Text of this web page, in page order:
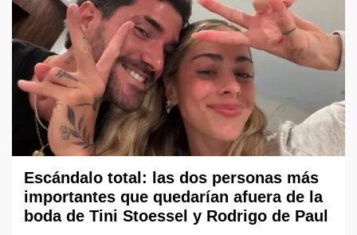
Escándalo total: las dos personas más
importantes que quedarían afuera de la
boda de Tini Stoessel y Rodrigo de Paul